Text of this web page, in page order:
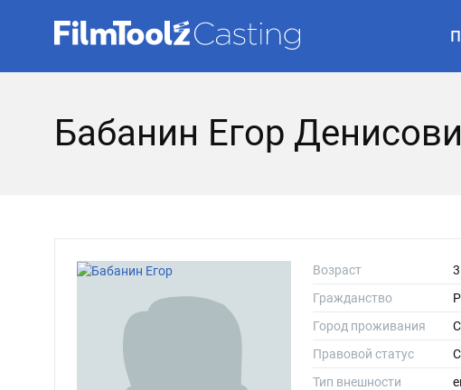
Бабанин Егор
Возраст
Гражданство
Город проживания
Правовой статус
Тип внешности